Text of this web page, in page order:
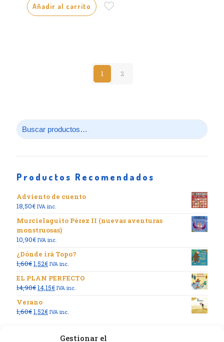
Gestionar el
Añadir al carrito
1 2
Productos Recomendados
Adviento de cuento
18,50€ IVA inc.
Murcielaguito Pérez II (nuevas aventuras
monstruosas)
10,90€ IVA inc.
¿Dónde irá Topo?
1,60€El
original
era:
1,60€.
1,52€El
actual
es:
IVA inc.
EL PLAN PERFECTO
14,90€El
original
era:
14,15€El
es:
IVA inc.
Verano
1,60€El
1,52€El
IVA inc.